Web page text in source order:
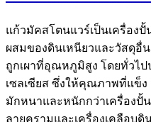
แก้วมัคสโตนแวร์เป็นเครื่อง
ผสมของดินเหนียวและวัสดุอื่
ถูกเผาที่อุณหภูมิสูง โดยทั่วไป
เซลเซียส ซึ่งให้คุณภาพที่แข็
มักหนาและหนักกว่าเครื่องปั้น
ลายครามและเครื่องเคลือบดิ